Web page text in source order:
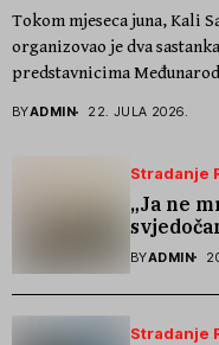
Tokom mjeseca juna, Kali
organizovao je dva
predstavnicima
BYADMIN 22. JULA 2026.
Stradanje
„Ja ne
BYADMIN
Stradanje